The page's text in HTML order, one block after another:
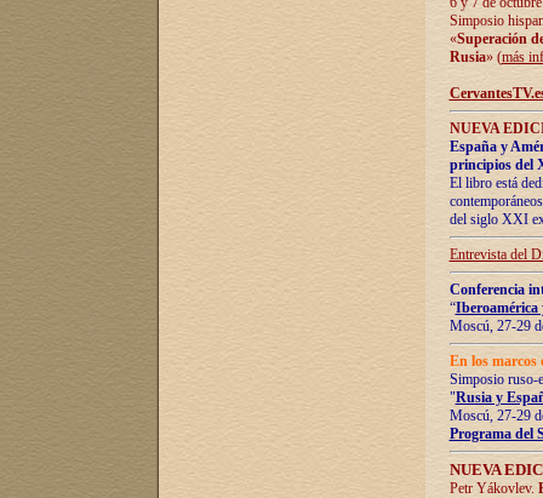
Simposio
«Superación
Rusia» (más
NUEVA
España y
principios del
El libro está
del siglo XXI
Entrevista del
Conferencia
“Iberoamérica
Moscú, 27-29
En los marcos
Simposio ruso-
"Rusia y
Moscú, 27-29
Programa del
NUEVA
Petr Yákovlev.